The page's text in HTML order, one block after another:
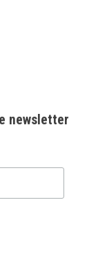
newsletter